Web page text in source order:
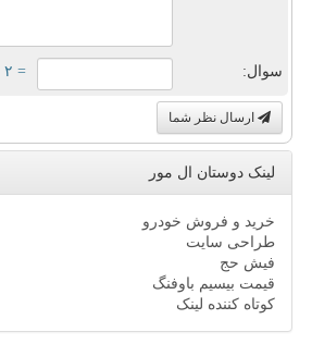
سوال: = ۲ بعلاوه ۴
ارسال نظر شما
لینک دوستان ال مور
خرید و فروش خودرو
طراحی سایت
فیش حج
قیمت بیسیم باوفنگ
کوتاه کننده لینک